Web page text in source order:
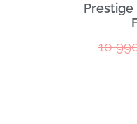
Prestige
10